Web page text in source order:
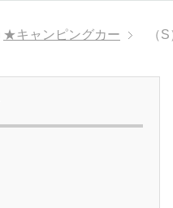
★キャンピングカー （